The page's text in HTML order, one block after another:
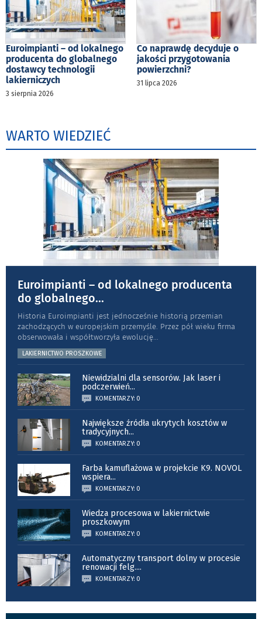
Euroimpianti – od lokalnego
producenta do globalnego
dostawcy technologii
lakierniczych
3 sierpnia 2026
Co naprawdę decyduje o
jakości przygotowania
powierzchni?
31 lipca 2026
WARTO WIEDZIEĆ
Euroimpianti – od lokalnego producenta
do globalnego...
Historia Euroimpianti jest jednocześnie historią przemian
zachodzących w europejskim przemyśle. Przez pół wieku firma
obserwowała i współtworzyła ewolucję...
LAKIERNICTWO PROSZKOWE
Niewidzialni dla sensorów. Jak laser i
podczerwień...
KOMENTARZY: 0
Największe źródła ukrytych kosztów w
tradycyjnych...
KOMENTARZY: 0
Farba kamuflażowa w projekcie K9. NOVOL
wspiera...
KOMENTARZY: 0
Wiedza procesowa w lakiernictwie
proszkowym
KOMENTARZY: 0
Automatyczny transport dolny w procesie
renowacji felg....
KOMENTARZY: 0